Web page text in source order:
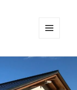
WIDGETS